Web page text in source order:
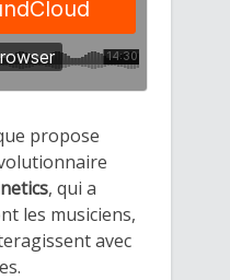
propose
, qui a
les musiciens,
avec